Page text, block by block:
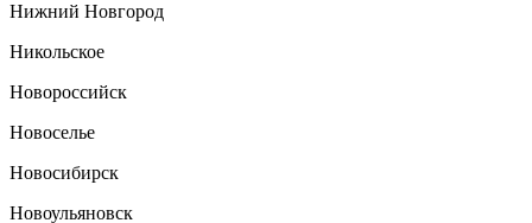
Нижний Новгород
Никольское
Новороссийск
Новоселье
Новосибирск
Новоульяновск